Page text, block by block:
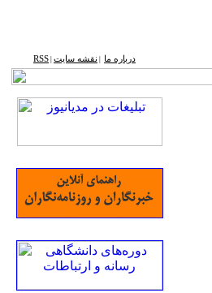
درباره ما نقشه ‌سایت RSS